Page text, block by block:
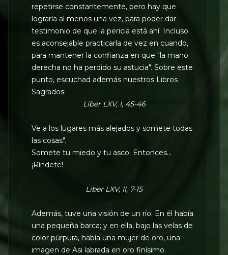
repetirse constantemente, pero hay que
lograrla al menos una vez, para poder dar
testimonio de que la pericia está ahí. Incluso
es aconsejable practicarla de vez en cuando,
para mantener la confianza en que "la mano
derecha no ha perdido su astucia". Sobre este
punto, escuchad además nuestros Libros
Sagrados:
Liber LXV, I, 45-46
Ve a los lugares más alejados y somete todas
las cosas".
Somete tu miedo y tu asco. Entonces...
¡Ríndete!
Liber LXV, II, 7-15
Además, tuve una visión de un río. En él había
una pequeña barca; y en ella, bajo las velas de
color púrpura, había una mujer de oro, una
imagen de Asi labrada en oro finísimo.